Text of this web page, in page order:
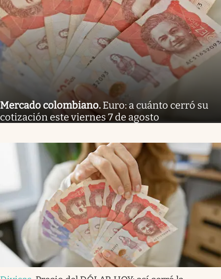
Mercado colombiano. Euro: a cuánto cerró su
cotización este viernes 7 de agosto